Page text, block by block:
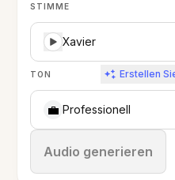
STIMME
Xavier
TON Erstellen
💼 Professionell
Audio generieren
Stoppen